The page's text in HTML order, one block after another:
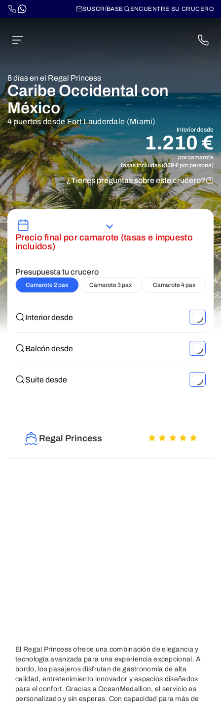
SUSCRÍBASE ENCUENTRE SU CRUCERO
8 días en el Regal Princess
Caribe Occidental con
México
4 puertos desde Fort Lauderdale (Miami)
Interior desde
1.210 €
por camarote
tasas incluidas (309 € por persona)
¿Tienes preguntas sobre este crucero?
Precio final por camarote (tasas e impuesto
incluidos)
Presupuesta tu crucero
Camarote 2 pax Camarote 3 pax Camarote 4 pax
Interior desde
Balcón desde
Suite desde
Regal Princess
El Regal Princess ofrece una combinación de elegancia y
tecnología avanzada para una experiencia excepcional. A
bordo, los pasajeros disfrutan de gastronomía de alta
calidad, entretenimiento innovador y espacios diseñados
para el confort. Gracias a OceanMedallion, el servicio es
personalizado y sin esperas. Con capacidad para más de